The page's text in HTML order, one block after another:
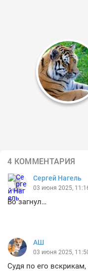
4 КОММЕНТАРИЯ
Сергей Нагель
03 июня 2025,
Во загнул…
АШ
03 июня 2025,
Судя по его